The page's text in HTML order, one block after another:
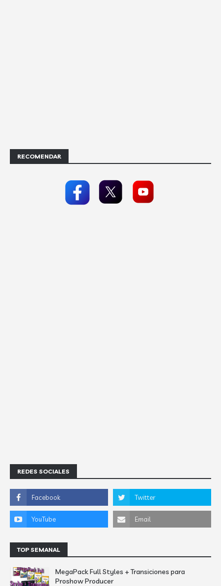
RECOMENDAR
REDES SOCIALES
TOP SEMANAL
MegaPack Full Styles + Transiciones para
Proshow Producer